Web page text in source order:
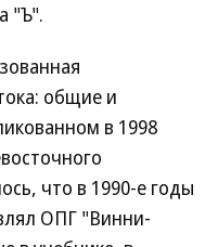
"Ъ".
общие и
в 1998
что в 1990-е годы
ОПГ "Винни-